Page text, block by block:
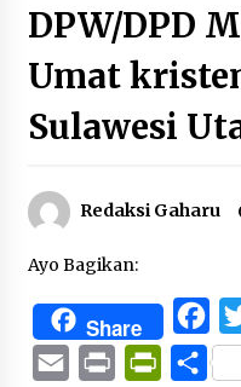
DPW/DPD
Umat
Sulawesi
Redaksi Gaharu
Ayo Bagikan:
Share
Email Print